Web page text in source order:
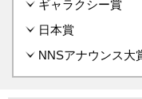
ギャラクシー賞
日本賞
NNSアナウンス大